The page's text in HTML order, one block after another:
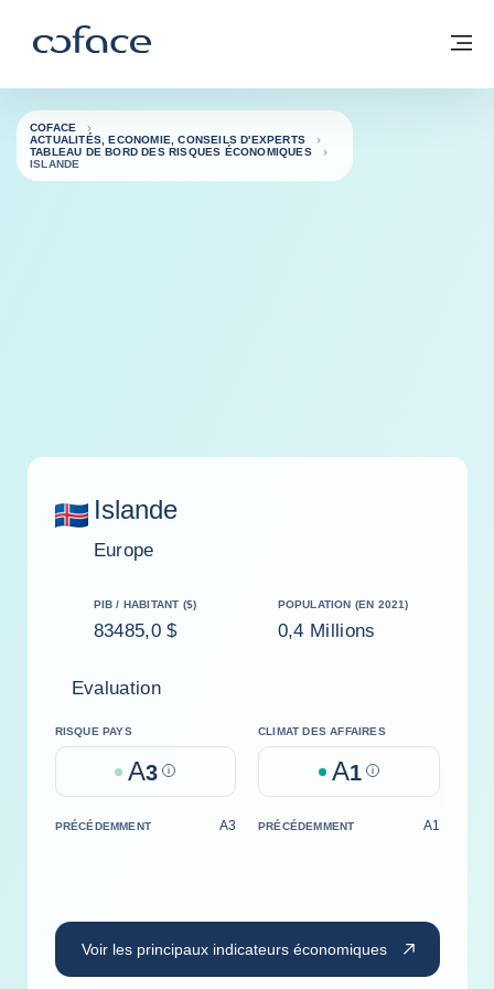
Coface, for Trade - Page d'accueil Groupe Coface
Retour à la page d'accueil
COFACE
ACTUALITÉS, ECONOMIE, CONSEILS D'EXPERTS
TABLEAU DE BORD DES RISQUES ÉCONOMIQUES
ISLANDE
Islande
Europe
PIB / HABITANT ($)
83485,0 $
POPULATION (EN 2021)
0,4 Millions
Evaluation
RISQUE PAYS
A3 Help
CLIMAT DES AFFAIRES
A1 Help
PRÉCÉDEMMENT A3 PRÉCÉDEMMENT A1
Voir les principaux indicateurs économiques